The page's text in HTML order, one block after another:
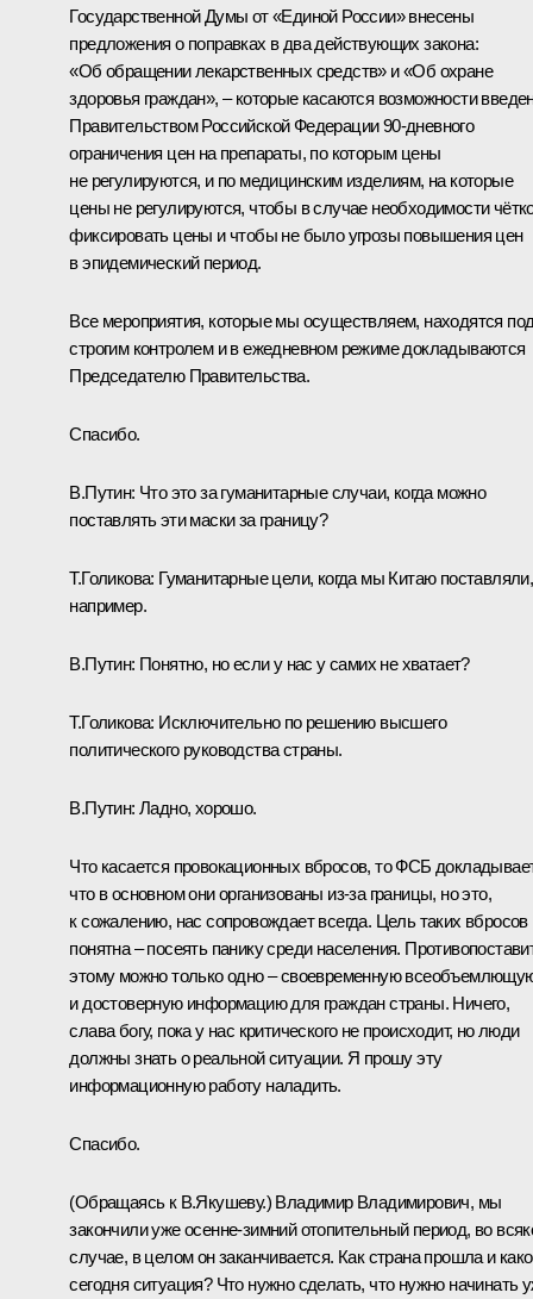
Государственной Думы от «Единой России» внесены
предложения о поправках в два действующих закона:
«Об обращении лекарственных средств» и «Об охране
здоровья граждан», – которые касаются возможности
Правительством Российской Федерации 90‑дневного
ограничения цен на препараты, по которым цены
не регулируются, и по медицинским изделиям, на которые
цены не регулируются, чтобы в случае необходимости
фиксировать цены и чтобы не было угрозы повышения цен
в эпидемический период.
Все мероприятия, которые мы осуществляем, находятся
строгим контролем и в ежедневном режиме докладываются
Председателю Правительства.
Спасибо.
В.Путин: Что это за гуманитарные случаи, когда можно
поставлять эти маски за границу?
Т.Голикова: Гуманитарные цели, когда мы Китаю поставляли,
например.
В.Путин: Понятно, но если у нас у самих не хватает?
Т.Голикова: Исключительно по решению высшего
политического руководства страны.
В.Путин: Ладно, хорошо.
Что касается провокационных вбросов, то ФСБ
что в основном они организованы из‑за границы, но это,
к сожалению, нас сопровождает всегда. Цель таких вбросов
понятна – посеять панику среди населения.
этому можно только одно – своевременную
и достоверную информацию для граждан страны. Ничего,
слава богу, пока у нас критического не происходит, но люди
должны знать о реальной ситуации. Я прошу эту
информационную работу наладить.
Спасибо.
(Обращаясь к В.Якушеву.) Владимир Владимирович, мы
закончили уже осенне-зимний отопительный период, во
случае, в целом он заканчивается. Как страна прошла и
сегодня ситуация? Что нужно сделать, что нужно начинать